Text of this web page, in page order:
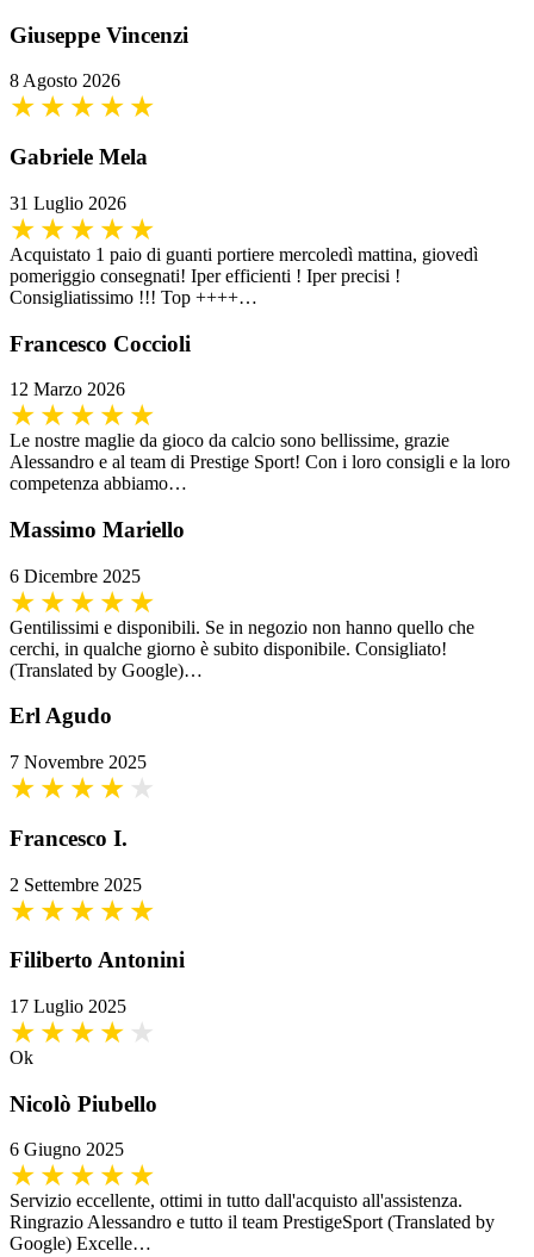
Giuseppe Vincenzi
8 Agosto 2026
Gabriele Mela
31 Luglio 2026
Acquistato 1 paio di guanti portiere mercoledì mattina, giovedì
pomeriggio consegnati! Iper efficienti ! Iper precisi !
Consigliatissimo !!! Top ++++…
Francesco Coccioli
12 Marzo 2026
Le nostre maglie da gioco da calcio sono bellissime, grazie
Alessandro e al team di Prestige Sport! Con i loro consigli e la loro
competenza abbiamo…
Massimo Mariello
6 Dicembre 2025
Gentilissimi e disponibili. Se in negozio non hanno quello che
cerchi, in qualche giorno è subito disponibile. Consigliato!
(Translated by Google)…
Erl Agudo
7 Novembre 2025
Francesco I.
2 Settembre 2025
Filiberto Antonini
17 Luglio 2025
Ok
Nicolò Piubello
6 Giugno 2025
Servizio eccellente, ottimi in tutto dall'acquisto all'assistenza.
Ringrazio Alessandro e tutto il team PrestigeSport (Translated by
Google) Excelle…